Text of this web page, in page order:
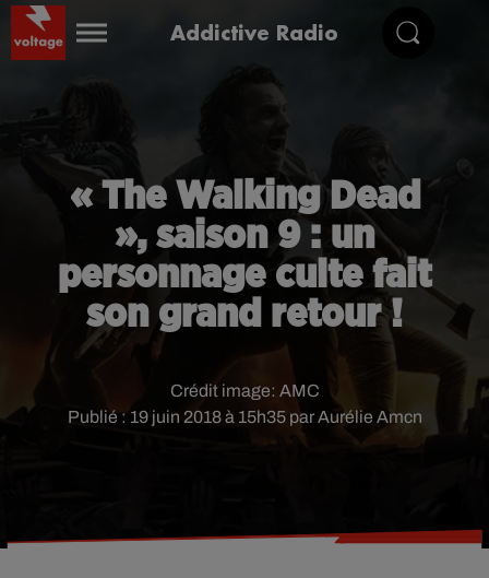
Addictive Radio
« The Walking Dead
», saison 9 : un
personnage culte fait
son grand retour !
Publié : 19 juin 2018 à 15h35 par Aurélie Amcn
Crédit image: AMC